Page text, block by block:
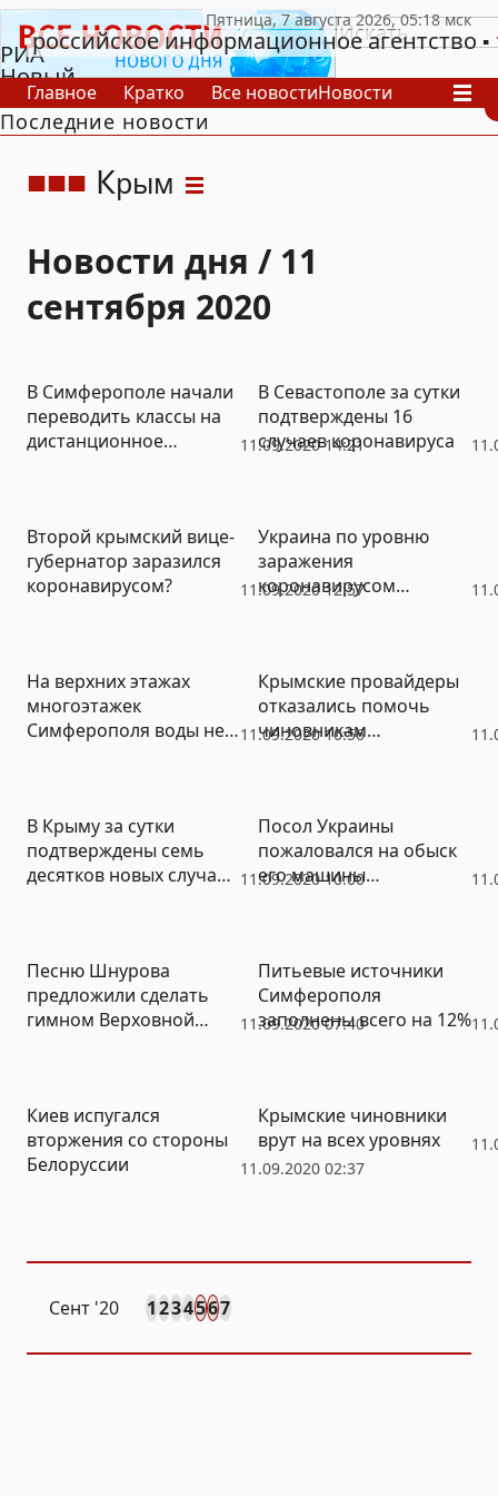
РИА
Новый
День
российское информационное агентство
Главное Кратко Все новостиНовости
В России
В мире
Последние новости
Крым
Новости дня / 11
сентября 2020
11.09.2020 14:21
В Симферополе начали
переводить классы на
дистанционное
В Севастополе за сутки
подтверждены 16
случаев коронавируса
11.09.2020 12:57
Второй крымский вице-
губернатор заразился
коронавирусом?
Украина по уровню
заражения
коронавирусом
11.09.2020 10:56
На верхних этажах
многоэтажек
Симферополя воды не
Крымские провайдеры
отказались помочь
чиновникам
11.09.2020 10:00
В Крыму за сутки
подтверждены семь
десятков новых случаев
Посол Украины
пожаловался на обыск
его машины
11.09.2020 07:40
Песню Шнурова
предложили сделать
гимном Верховной
Питьевые источники
Симферополя
заполнены всего на 12%
11.09.2020 02:37
Киев испугался
вторжения со стороны
Белоруссии
Крымские чиновники
врут на всех уровнях
Сент '20 1234567